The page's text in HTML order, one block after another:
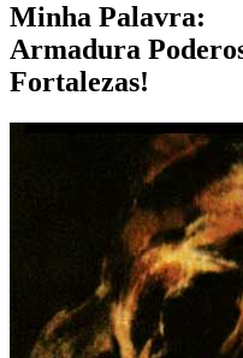
Minha Palavra:
Armadura
Fortalezas!